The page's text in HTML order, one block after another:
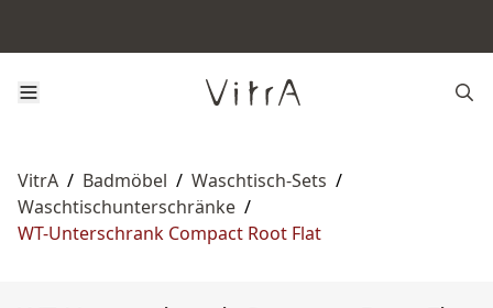
VitrA / Badmöbel / Waschtisch-Sets /
Waschtischunterschränke /
WT-Unterschrank Compact Root Flat